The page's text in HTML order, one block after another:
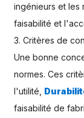
ingénieurs et les
faisabilité et
3. Critères de
Une bonne
normes. Ces
l'utilité,
faisabilité de